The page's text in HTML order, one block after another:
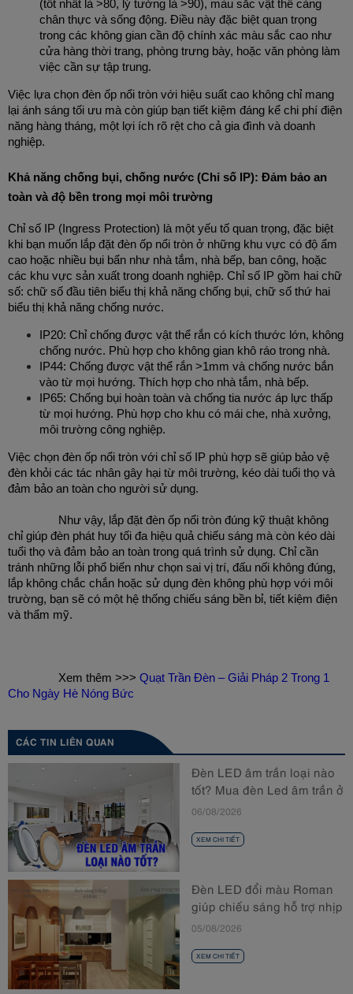
(tốt nhất là >80, lý tưởng là >90), màu sắc vật thể càng
chân thực và sống động. Điều này đặc biệt quan trọng
trong các không gian cần độ chính xác màu sắc cao như
cửa hàng thời trang, phòng trưng bày, hoặc văn phòng làm
việc cần sự tập trung.
Việc lựa chọn đèn ốp nổi tròn với hiệu suất cao không chỉ mang
lại ánh sáng tối ưu mà còn giúp bạn tiết kiệm đáng kể chi phí điện
năng hàng tháng, một lợi ích rõ rệt cho cả gia đình và doanh
nghiệp.
Khả năng chống bụi, chống nước (Chỉ số IP): Đảm bảo an
toàn và độ bền trong mọi môi trường
Chỉ số IP (Ingress Protection) là một yếu tố quan trọng, đặc biệt
khi bạn muốn lắp đặt đèn ốp nổi tròn ở những khu vực có độ ẩm
cao hoặc nhiều bụi bẩn như nhà tắm, nhà bếp, ban công, hoặc
các khu vực sản xuất trong doanh nghiệp. Chỉ số IP gồm hai chữ
số: chữ số đầu tiên biểu thị khả năng chống bụi, chữ số thứ hai
biểu thị khả năng chống nước.
IP20: Chỉ chống được vật thể rắn có kích thước lớn, không
chống nước. Phù hợp cho không gian khô ráo trong nhà.
IP44: Chống được vật thể rắn >1mm và chống nước bắn
vào từ mọi hướng. Thích hợp cho nhà tắm, nhà bếp.
IP65: Chống bụi hoàn toàn và chống tia nước áp lực thấp
từ mọi hướng. Phù hợp cho khu có mái che, nhà xưởng,
môi trường công nghiệp.
Việc chọn đèn ốp nổi tròn với chỉ số IP phù hợp sẽ giúp bảo vệ
đèn khỏi các tác nhân gây hại từ môi trường, kéo dài tuổi thọ và
đảm bảo an toàn cho người sử dụng.
chỉ giúp đèn phát huy tối đa hiệu quả chiếu sáng mà còn kéo dài
tuổi thọ và đảm bảo an toàn trong quá trình sử dụng. Chỉ cần
tránh những lỗi phổ biến như chọn sai vị trí, đấu nối không đúng,
lắp không chắc chắn hoặc sử dụng đèn không phù hợp với môi
trường, bạn sẽ có một hệ thống chiếu sáng bền bỉ, tiết kiệm điện
và thẩm mỹ.
		Xem thêm >>>
Quạt Trần Đèn – Giải Pháp 2 Trong 1
Cho Ngày Hè Nóng Bức
CÁC TIN LIÊN QUAN
Đèn LED âm trần loại nào
tốt? Mua đèn Led âm trần ở
đâu?
06/08/2026
XEM CHI TIẾT
Đèn LED đổi màu Roman
giúp chiếu sáng hỗ trợ nhịp
sinh học
05/08/2026
XEM CHI TIẾT